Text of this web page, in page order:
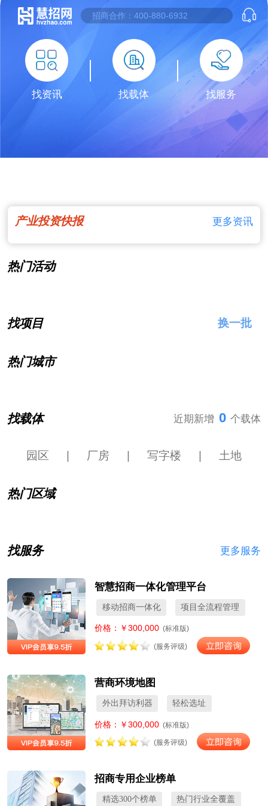
找资讯 找载体 找服务
产业投资快报 更多资讯
热门活动
找项目 换一批
热门城市
找载体 近期新增 0 个载体
园区 厂房 写字楼 土地
热门区域
找服务 更多服务
智慧招商一体化管理平台
移动招商一体化 项目全流程管理
价格：￥300,000 (标准版)
(服务评级)
营商环境地图
外出拜访利器 轻松选址
价格：￥300,000 (标准版)
(服务评级)
招商专用企业榜单
精选300个榜单 热门行业全覆盖